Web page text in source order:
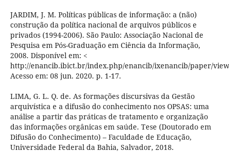
JARDIM, J. M. Políticas públicas de informação: a (não)
construção da política nacional de arquivos públicos e
privados (1994-2006). São Paulo: Associação Nacional de
Pesquisa em Pós-Graduação em Ciência da Informação,
2008. Disponível em: <
http://enancib.ibict.br/index.php/enancib/ixenancib/paper/
Acesso em: 08 jun. 2020. p. 1-17.
LIMA, G. L. Q. de. As formações discursivas da Gestão
arquivística e a difusão do conhecimento nos OPSAS: uma
análise a partir das práticas de tratamento e organização
das informações orgânicas em saúde. Tese (Doutorado em
Difusão do Conhecimento) – Faculdade de Educação,
Universidade Federal da Bahia, Salvador, 2018.